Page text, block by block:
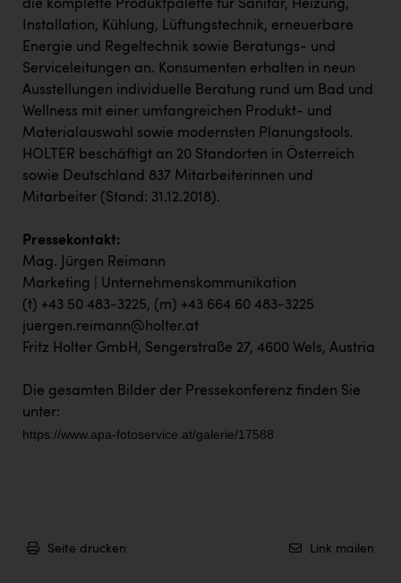
die komplette Produktpalette für Sanitär, Heizung,
Installation, Kühlung, Lüftungstechnik, erneuerbare
Energie und Regeltechnik sowie Beratungs- und
Serviceleitungen an. Konsumenten erhalten in neun
Ausstellungen individuelle Beratung rund um Bad und
Wellness mit einer umfangreichen Produkt- und
Materialauswahl sowie modernsten Planungstools.
HOLTER beschäftigt an 20 Standorten in Österreich
sowie Deutschland 837 Mitarbeiterinnen und
Mitarbeiter (Stand: 31.12.2018).
Pressekontakt:
Mag. Jürgen Reimann
Marketing | Unternehmenskommunikation
(t) +43 50 483-3225, (m) +43 664 60 483-3225
juergen.reimann@holter.at
Fritz Holter GmbH, Sengerstraße 27, 4600 Wels, Austria
Die gesamten Bilder der Pressekonferenz finden Sie
unter:
https://www.apa-fotoservice.at/galerie/17588
Seite drucken Link mailen